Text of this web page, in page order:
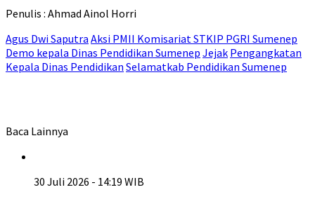
Penulis : Ahmad Ainol Horri
Agus Dwi Saputra Aksi PMII Komisariat STKIP PGRI Sumenep
Demo kepala Dinas Pendidikan Sumenep Jejak Pengangkatan
Kepala Dinas Pendidikan Selamatkab Pendidikan Sumenep
Baca Lainnya
30 Juli 2026 - 14:19 WIB